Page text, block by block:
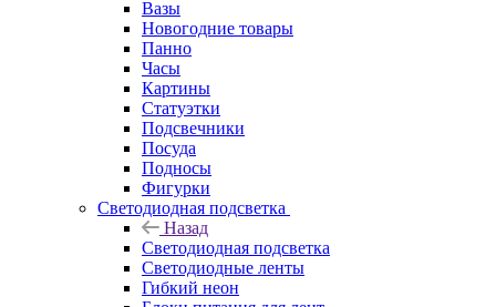
Вазы
Новогодние товары
Панно
Часы
Картины
Статуэтки
Подсвечники
Посуда
Подносы
Фигурки
Светодиодная подсветка
Назад
Светодиодная подсветка
Светодиодные ленты
Гибкий неон